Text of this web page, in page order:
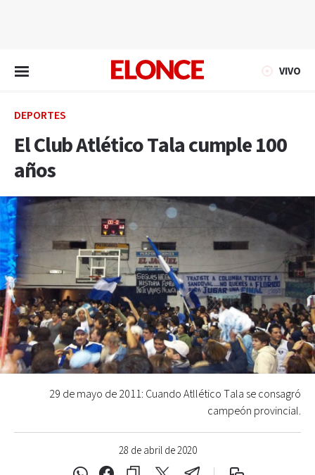
VIVO
DEPORTES
El Club Atlético Tala cumple 100
años
28 de abril de 2020
29 de mayo de 2011: Cuando Atllético Tala se consagró
campeón provincial.